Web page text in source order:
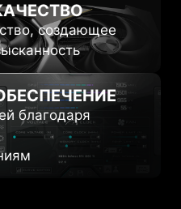
создающее
благодаря